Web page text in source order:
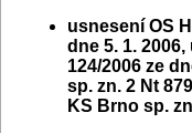
usnesení OS
dne 5. 1.
124/2006 ze
sp. zn. 2 Nt
KS Brno sp.